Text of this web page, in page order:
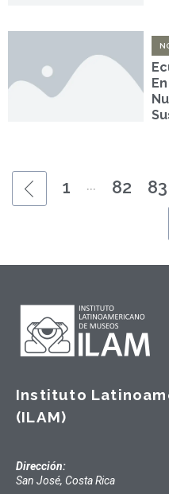
1 ... 82 83
Instituto
(ILAM)
Dirección:
San José, Costa Rica